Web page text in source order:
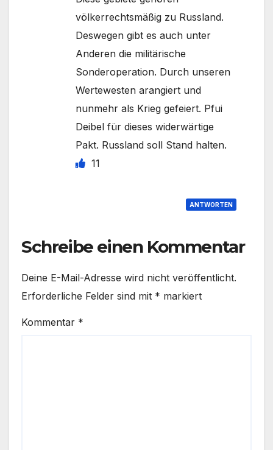
völkerrechtsmäßig zu Russland.
Deswegen gibt es auch unter
Anderen die militärische
Sonderoperation. Durch unseren
Wertewesten arangiert und
nunmehr als Krieg gefeiert. Pfui
Deibel für dieses widerwärtige
Pakt. Russland soll Stand halten.
11
ANTWORTEN
Schreibe einen Kommentar
Deine E-Mail-Adresse wird nicht veröffentlicht.
Erforderliche Felder sind mit * markiert
Kommentar *